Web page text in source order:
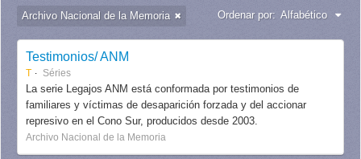
Archivo Nacional de la Memoria Ordenar por: Alfabético
Testimonios/ ANM
T Séries
La serie Legajos ANM está conformada por testimonios de
familiares y víctimas de desaparición forzada y del accionar
represivo en el Cono Sur, producidos desde 2003.
Archivo Nacional de la Memoria